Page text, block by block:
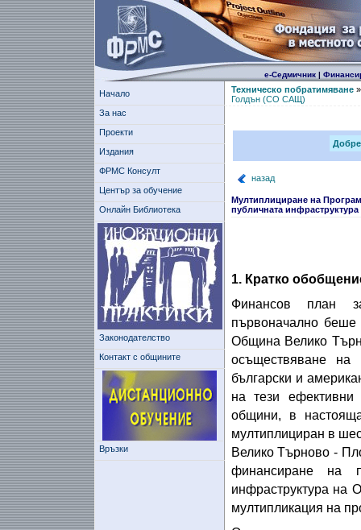
е-Седмичник|
Начало
За нас
Проекти
Издания
ФРМС Консулт
Център за обучение
Онлайн Библиотека
Законодателство
Контакт с общините
Връзки
Техническо побратимяване
Голдън (CO САЩ)
назад
Мултиплициране на
публичната
1. Кратко
Финансов план
първоначално беше
Община Велико
осъществяване на
български и
на тези ефективни
общини, в
мултиплициран в
Велико Търново -
финансиране на
инфраструктура на
мултипликация на